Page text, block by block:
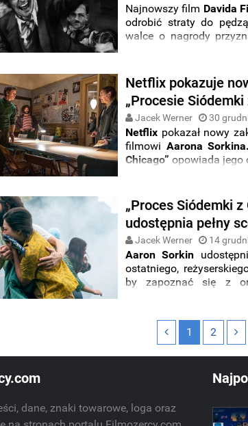
Najnowszy film Davida
odrobić straty do
walce o nagrody
Netflix pokazuje
„Procesie Siódemki
Jacek Werner 30
Netflix pokazał nowy
filmowi Aarona Sorkina.
Chicago”opowiada jego
„Proces Siódemki
udostępnia pełny
Jacek Werner 14
Aaron Sorkin
ostatniego,
by zapoznać się z
1 2
dane, znaki towarowe, loga oraz